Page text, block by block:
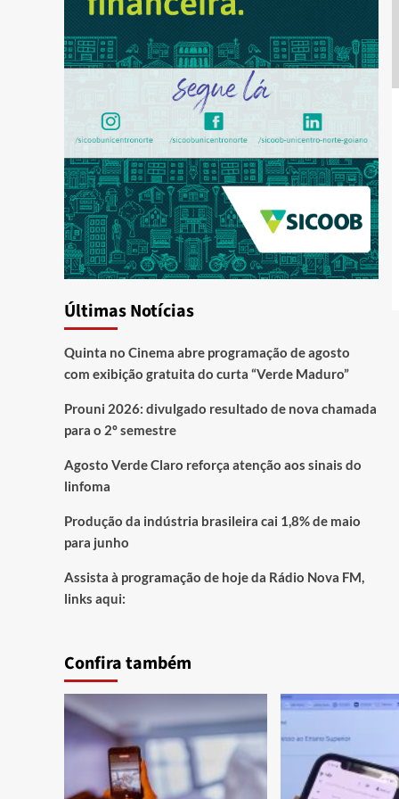
Últimas Notícias
Quinta no Cinema abre programação de agosto
com exibição gratuita do curta “Verde Maduro”
Prouni 2026: divulgado resultado de nova chamada
para o 2º semestre
Agosto Verde Claro reforça atenção aos sinais do
linfoma
Produção da indústria brasileira cai 1,8% de maio
para junho
Assista à programação de hoje da Rádio Nova FM,
links aqui:
Confira também